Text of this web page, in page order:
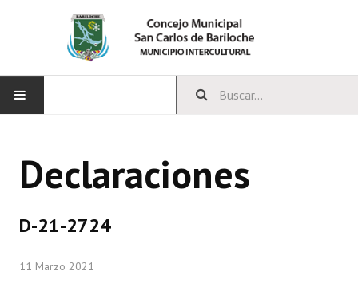
CONCEJO
Declaraciones
D-21-2724
11 Marzo 2021